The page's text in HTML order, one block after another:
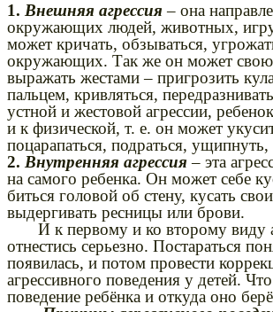
1. Внешняя агрессия – она
окружающих людей, животных,
может кричать, обзываться,
окружающих. Так же он может свою
выражать жестами – пригрозить
пальцем, кривляться,
устной и жестовой агрессии,
и к физической, т. е. он может
поцарапаться, подраться,
2. Внутренняя агрессия – эта
на самого ребенка. Он может себе
биться головой об стену, кусать
выдергивать ресницы или брови.
И к первому и ко второму виду
отнестись серьезно. Постараться
появилась, и потом провести
агрессивного поведения у детей. Что
поведение ребёнка и откуда оно